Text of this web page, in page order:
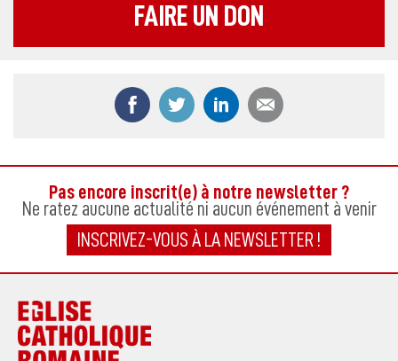
FAIRE UN DON
Partager ce contenu sur Facebook
Partager ce contenu sur Twitter
Partager ce contenu
Pas encore inscrit(e) à notre newsletter ?
Ne ratez aucune actualité ni aucun événement à venir
INSCRIVEZ-VOUS À LA NEWSLETTER !